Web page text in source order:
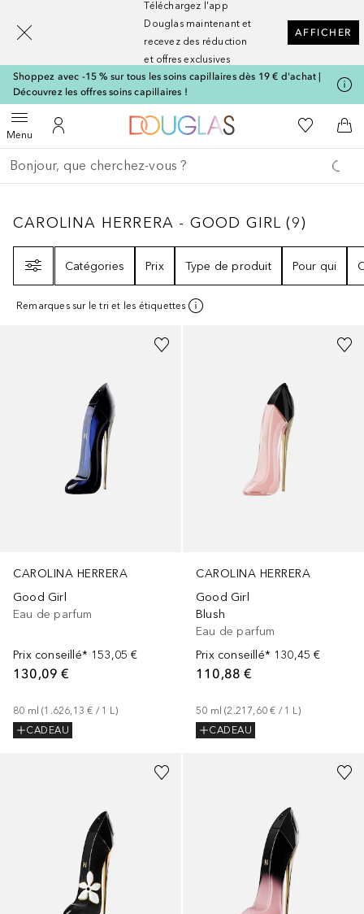
Téléchargez l'app
Douglas maintenant et
recevez des réduction
et offres exclusives
AFFICHER
Shoppez avec -15 % sur tous les soins capillaires dès 19 € d'achat |
Découvrez les offres soins capillaires !
MenuOuvrir le menuVers Mon Compte
Vers l'accueil Nocibé
Vers Ma
Retourner
Effectuer la recherche
CAROLINA HERRERA - GOOD GIRL9
CAROLINA HERRERA - GOOD GIRL (9)
Catégories
Prix Type de produit Pour qui
Remarques sur le tri et les étiquettes
CAROLINA HERRERA
Good Girl
Eau de parfum
Prix conseillé* 153,05 €
130,09 €
80 ml (1.626,13 € / 1 L)
CADEAU
CAROLINA HERRERA
Good Girl
Blush
Eau de parfum
Prix conseillé* 130,45 €
110,88 €
50 ml (2.217,60 € / 1 L)
CADEAU
[navigation.slideout.screenreader]